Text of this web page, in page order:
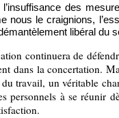
des
nous le craignions,
libéral du
continuera de
dans la concertation.
travail, un véritable
personnels à se réunir